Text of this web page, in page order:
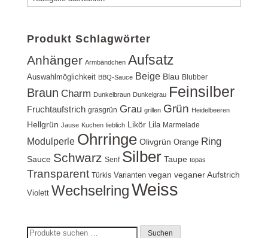
Produkt Schlagwörter
Anhänger Armbändchen Aufsatz
Auswahlmöglichkeit BBQ-Sauce Beige Blau Blubber
Braun Charm Dunkelbraun Dunkelgrau Feinsilber
Fruchtaufstrich grasgrün Grau grillen Grün Heidelbeeren
Hellgrün Jause Kuchen lieblich Likör Lila Marmelade
Modulperle Ohrringe Olivgrün Orange Ring
Sauce Schwarz Senf Silber Taupe topas
Transparent Türkis Varianten vegan veganer Aufstrich
Violett WechselringWeiss
Suchen
Suchen